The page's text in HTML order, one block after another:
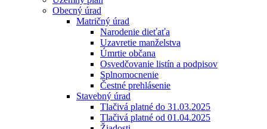
Obecný úrad
Matričný úrad
Narodenie dieťaťa
Uzavretie manželstva
Úmrtie občana
Osvedčovanie listín a podpisov
Splnomocnenie
Čestné prehlásenie
Stavebný úrad
Tlačivá platné do 31.03.2025
Tlačivá platné od 01.04.2025